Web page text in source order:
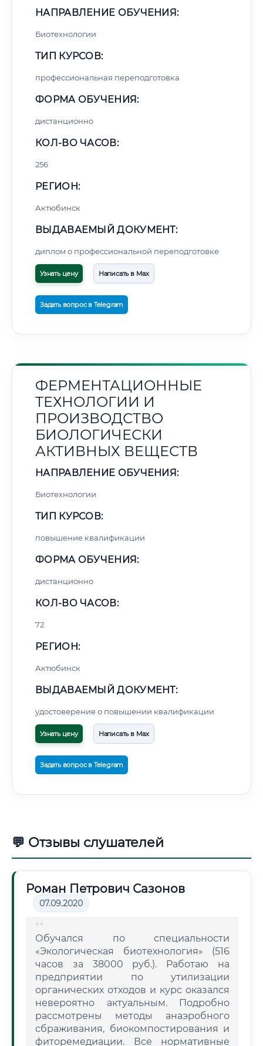
НАПРАВЛЕНИЕ ОБУЧЕНИЯ:
Биотехнологии
ТИП КУРСОВ:
профессиональная переподготовка
ФОРМА ОБУЧЕНИЯ:
дистанционно
КОЛ-ВО ЧАСОВ:
256
РЕГИОН:
Актюбинск
ВЫДАВАЕМЫЙ ДОКУМЕНТ:
диплом о профессиональной переподготовке
Узнать цену Написать в Max
Задать вопрос в Telegram
ФЕРМЕНТАЦИОННЫЕ
ТЕХНОЛОГИИ И
ПРОИЗВОДСТВО
БИОЛОГИЧЕСКИ
АКТИВНЫХ ВЕЩЕСТВ
НАПРАВЛЕНИЕ ОБУЧЕНИЯ:
Биотехнологии
ТИП КУРСОВ:
повышение квалификации
ФОРМА ОБУЧЕНИЯ:
дистанционно
КОЛ-ВО ЧАСОВ:
72
РЕГИОН:
Актюбинск
ВЫДАВАЕМЫЙ ДОКУМЕНТ:
удостоверение о повышении квалификации
Узнать цену Написать в Max
Задать вопрос в Telegram
💬 Отзывы слушателей
Роман Петрович Сазонов
07.09.2020
Обучался по специальности
«Экологическая биотехнология» (516
часов за 38000 руб.). Работаю на
предприятии по утилизации
органических отходов и курс оказался
невероятно актуальным. Подробно
рассмотрены методы анаэробного
сбраживания, биокомпостирования и
фиторемедиации. Все нормативные